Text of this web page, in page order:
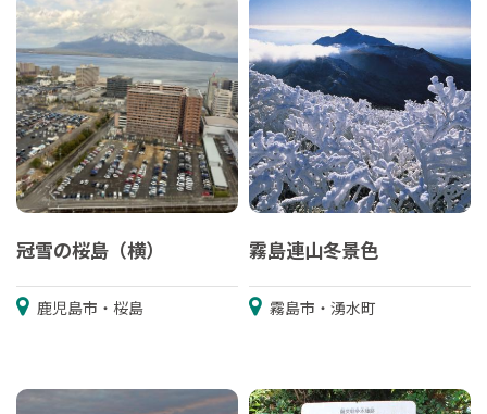
冠雪の桜島（横）
鹿児島市・桜島
霧島連山冬景色
霧島市・湧水町